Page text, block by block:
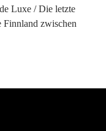
Luxe
Die letzte
Finnland zwischen